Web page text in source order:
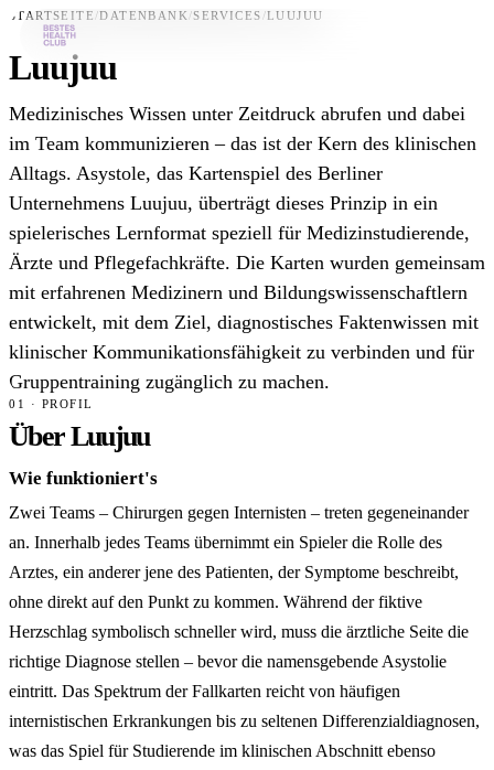
Datenbank
News
Für Unternehmen
STARTSEITE /DATENBANK /SERVICES /LUUJUU
Luujuu
Medizinisches Wissen unter Zeitdruck abrufen und dabei
im Team kommunizieren – das ist der Kern des klinischen
Alltags. Asystole, das Kartenspiel des Berliner
Unternehmens Luujuu, überträgt dieses Prinzip in ein
spielerisches Lernformat speziell für Medizinstudierende,
Ärzte und Pflegefachkräfte. Die Karten wurden gemeinsam
mit erfahrenen Medizinern und Bildungswissenschaftlern
entwickelt, mit dem Ziel, diagnostisches Faktenwissen mit
klinischer Kommunikationsfähigkeit zu verbinden und für
Gruppentraining zugänglich zu machen.
01 · PROFIL
Über Luujuu
Wie funktioniert's
Zwei Teams – Chirurgen gegen Internisten – treten gegeneinander
an. Innerhalb jedes Teams übernimmt ein Spieler die Rolle des
Arztes, ein anderer jene des Patienten, der Symptome beschreibt,
ohne direkt auf den Punkt zu kommen. Während der fiktive
Herzschlag symbolisch schneller wird, muss die ärztliche Seite die
richtige Diagnose stellen – bevor die namensgebende Asystolie
eintritt. Das Spektrum der Fallkarten reicht von häufigen
internistischen Erkrankungen bis zu seltenen Differenzialdiagnosen,
was das Spiel für Studierende im klinischen Abschnitt ebenso